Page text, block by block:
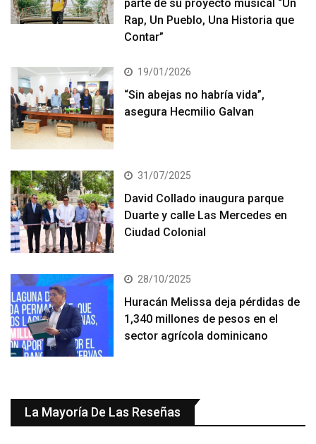
parte de su proyecto musical “Un
Rap, Un Pueblo, Una Historia que
Contar”
19/01/2026
“Sin abejas no habría vida”,
asegura Hecmilio Galvan
31/07/2025
David Collado inaugura parque
Duarte y calle Las Mercedes en
Ciudad Colonial
28/10/2025
Huracán Melissa deja pérdidas de
1,340 millones de pesos en el
sector agrícola dominicano
La Mayoría De Las Reseñas